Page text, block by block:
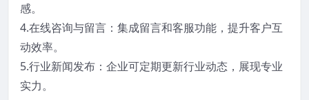
感。
4.在线咨询与留言：集成留言和客服功能，提升客户互
动效率。
5.行业新闻发布：企业可定期更新行业动态，展现专业
实力。